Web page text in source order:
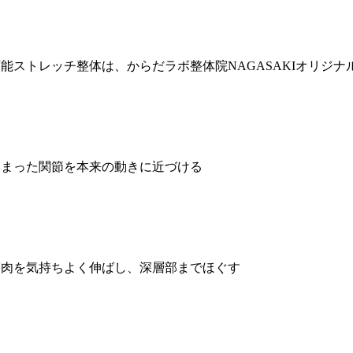
ストレッチ整体は、からだラボ整体院NAGASAKIオリジナ
った関節を本来の動きに近づける
を気持ちよく伸ばし、深層部までほぐす